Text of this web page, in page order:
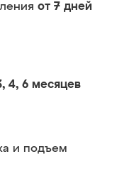
от 7 дней
4, 6 месяцев
и подъем